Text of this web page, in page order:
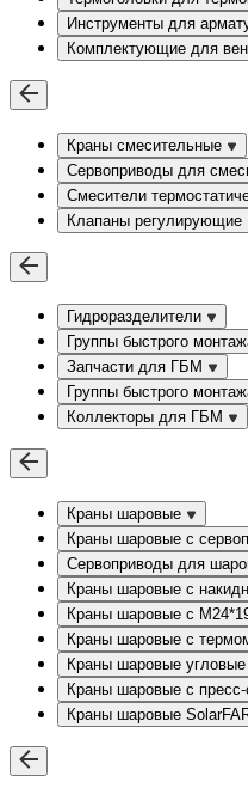
Инструменты для
Комплектующие для
Краны смесительные
Сервоприводы для
Смесители
Клапаны регулирующие
Гидроразделители
Группы быстрого
Запчасти для ГБМ
Группы быстрого
Коллекторы для ГБМ
Краны шаровые
Краны шаровые с
Сервоприводы для
Краны шаровые с
Краны шаровые с
Краны шаровые с
Краны шаровые угловые
Краны шаровые c
Краны шаровые